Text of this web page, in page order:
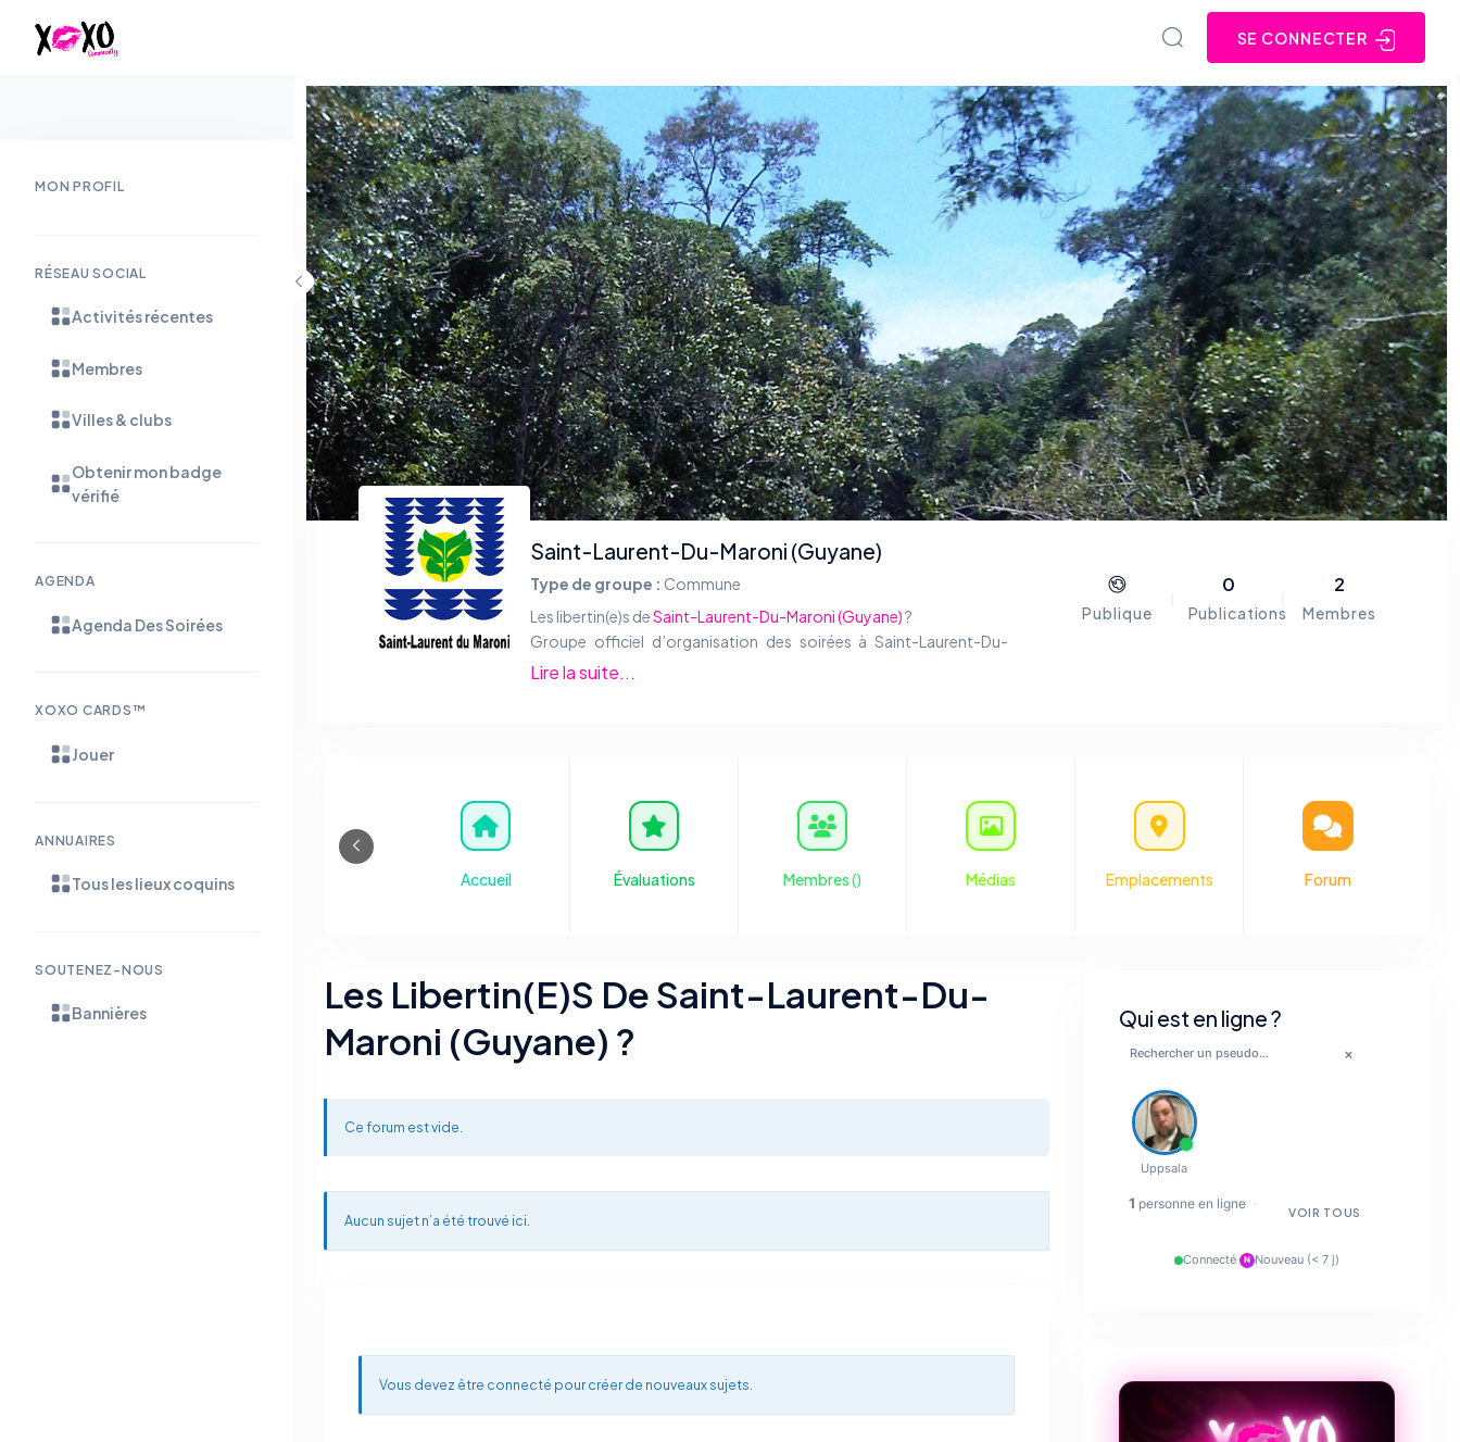
MON PROFIL
RÉSEAU SOCIAL
Activités récentes
Membres
Villes & clubs
Obtenir mon badge
vérifié
AGENDA
Agenda Des Soirées
XOXO CARDS™
Jouer
ANNUAIRES
Tous les lieux coquins
SOUTENEZ-NOUS
Bannières
SE CONNECTER
Saint-Laurent-Du-Maroni (Guyane)
Type de groupe : Commune
Les libertin(e)s deSaint-Laurent-Du-Maroni (Guyane)?
Groupe officiel d’organisation des soirées à Saint-Laurent-Du-
Maroni (Guyane).
Lire la suite...
Publique
0
Publications
2
Membres
Accueil Évaluations Membres () Médias Emplacements Forum
Les Libertin(e)s De Saint-Laurent-Du-
Maroni (Guyane) ?
Ce forum est vide.
Aucun sujet n’a été trouvé ici.
Vous devez être connecté pour créer de nouveaux sujets.
Qui est en ligne ?
×
Uppsala
1 personne en ligne ·
VOIR TOUS
Connecté· N Nouveau (< 7 j)
✨